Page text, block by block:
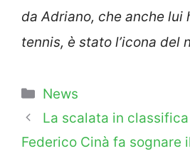
da Adriano, che anche lui
tennis, è stato l’icona del
Categorie
News
La scalata in
Federico Cinà fa sognare